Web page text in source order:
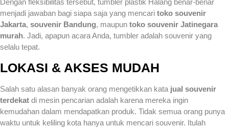
menjadi jawaban bagi siapa saja yang mencari toko souvenir
Jakarta, souvenir Bandung, maupun toko souvenir Jatinegara
murah. Jadi, apapun acara Anda, tumbler adalah souvenir yang
selalu tepat.
LOKASI & AKSES MUDAH
Salah satu alasan banyak orang mengetikkan kata jual souvenir
terdekat di mesin pencarian adalah karena mereka ingin
kemudahan dalam mendapatkan produk. Tidak semua orang punya
waktu untuk keliling kota hanya untuk mencari souvenir. Itulah